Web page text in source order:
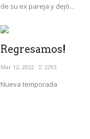
de su ex pareja y dejó...
Regresamos!
Mar 12, 2022 2293
Nueva temporada